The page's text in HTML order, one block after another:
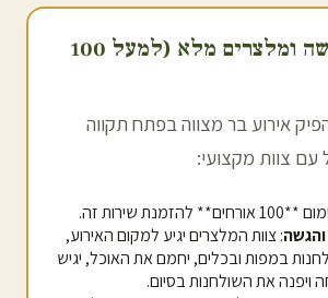
2. שירות הגשה ומלצרים מלא (למעל 100
אירוע בר מצווה בפתח תקווה
צוות מקצועי:
להזמנת שירות זה.
: צוות המלצרים יגיע למקום האירוע,
במפות ובכלים, יחמם את האוכל, יגיש
ויפנה את השולחנות בסיום.